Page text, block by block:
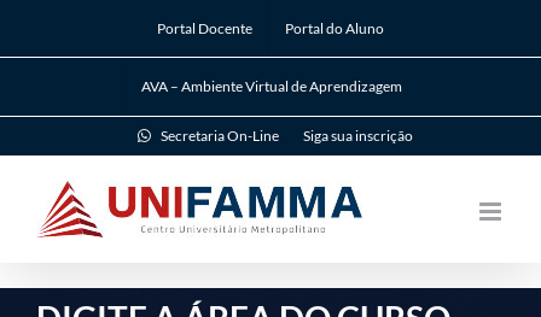
Portal Docente Portal do Aluno
AVA – Ambiente Virtual de Aprendizagem
Secretaria On-Line Siga sua inscrição